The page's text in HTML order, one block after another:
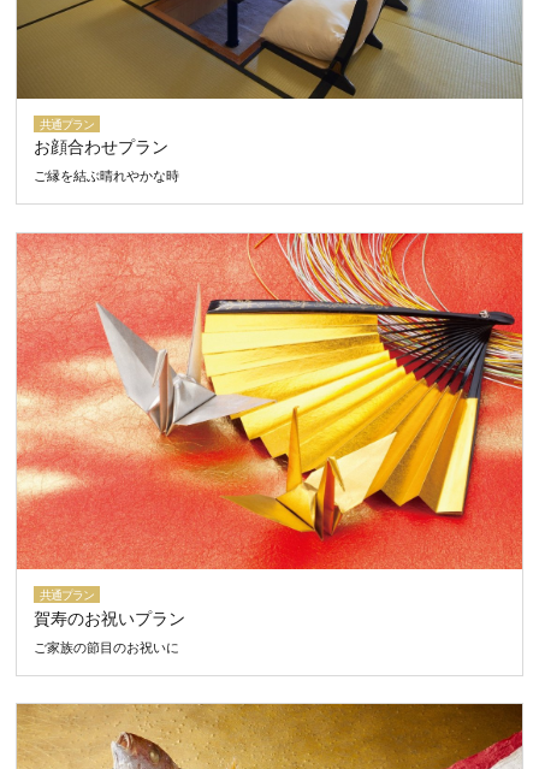
共通プラン
お顔合わせプラン
ご縁を結ぶ晴れやかな時
共通プラン
賀寿のお祝いプラン
ご家族の節目のお祝いに